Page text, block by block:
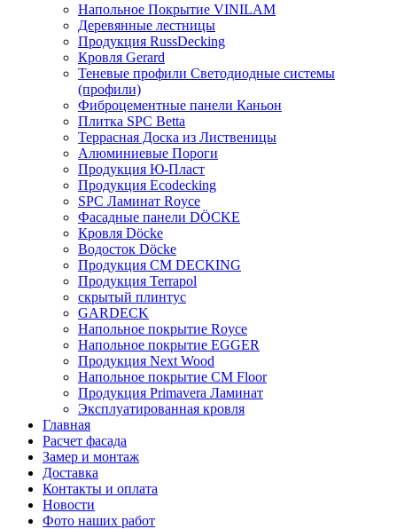
Напольное Покрытие VINILAM
Деревянные лестницы
Продукция RussDecking
Кровля Gerard
Теневые профили Светодиодные системы
(профили)
Фиброцементные панели Каньон
Плитка SPC Betta
Террасная Доска из Лиственицы
Алюминиевые Пороги
Продукция Ю-Пласт
Продукция Ecodecking
SPC Ламинат Royce
Фасадные панели DÖCKE
Кровля Döcke
Водосток Döcke
Продукция CM DECKING
Продукция Terrapol
скрытый плинтус
GARDECK
Напольное покрытие Royce
Напольное покрытие EGGER
Продукция Next Wood
Напольное покрытие CM Floor
Продукция Primavera Ламинат
Эксплуатированная кровля
Главная
Расчет фасада
Замер и монтаж
Доставка
Контакты и оплата
Новости
Фото наших работ